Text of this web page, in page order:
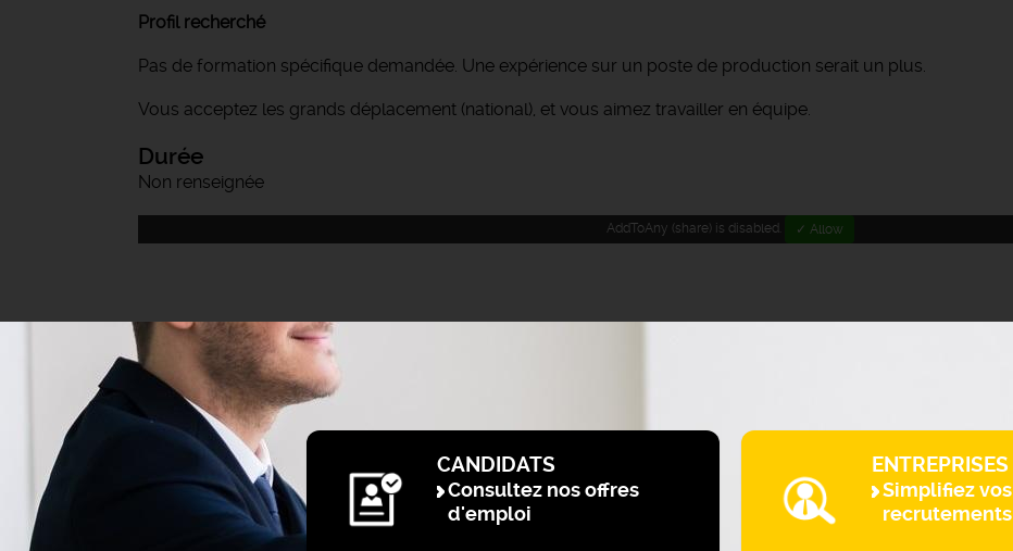
Profil recherché
Pas de formation spécifique demandée. Une expérience sur un poste de production serait un plus.
Vous acceptez les grands déplacement (national), et vous aimez travailler en équipe.
Durée
Non renseignée
AddToAny (share) is disabled. ✓ Allow
CANDIDATS
Consultez nos offres
d'emploi
ENTREPRISES
Simplifiez vos
recrutements